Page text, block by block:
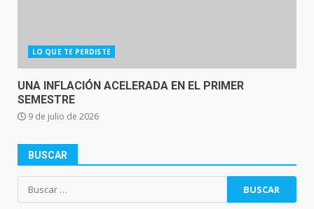
LO QUE TE PERDISTE
UNA INFLACIÓN ACELERADA EN EL PRIMER
SEMESTRE
9 de julio de 2026
BUSCAR
Buscar: